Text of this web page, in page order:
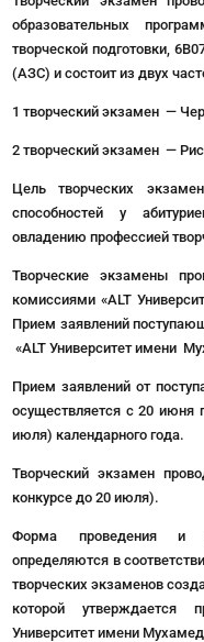
образовательных
творческой подготовки,
(АЗС) и состоит из двух
1 творческий экзамен —
2 творческий экзамен —
Цель творческих
способностей у
овладению профессией
Творческие экзамены
комиссиями «ALT
Прием заявлений
«ALT Университет имени
Прием заявлений от
осуществляется с 20 июня
июля) календарного года.
Творческий экзамен
конкурсе до 20 июля).
Форма проведения и
определяются в
творческих экзаменов
которой утверждается
Университет имени